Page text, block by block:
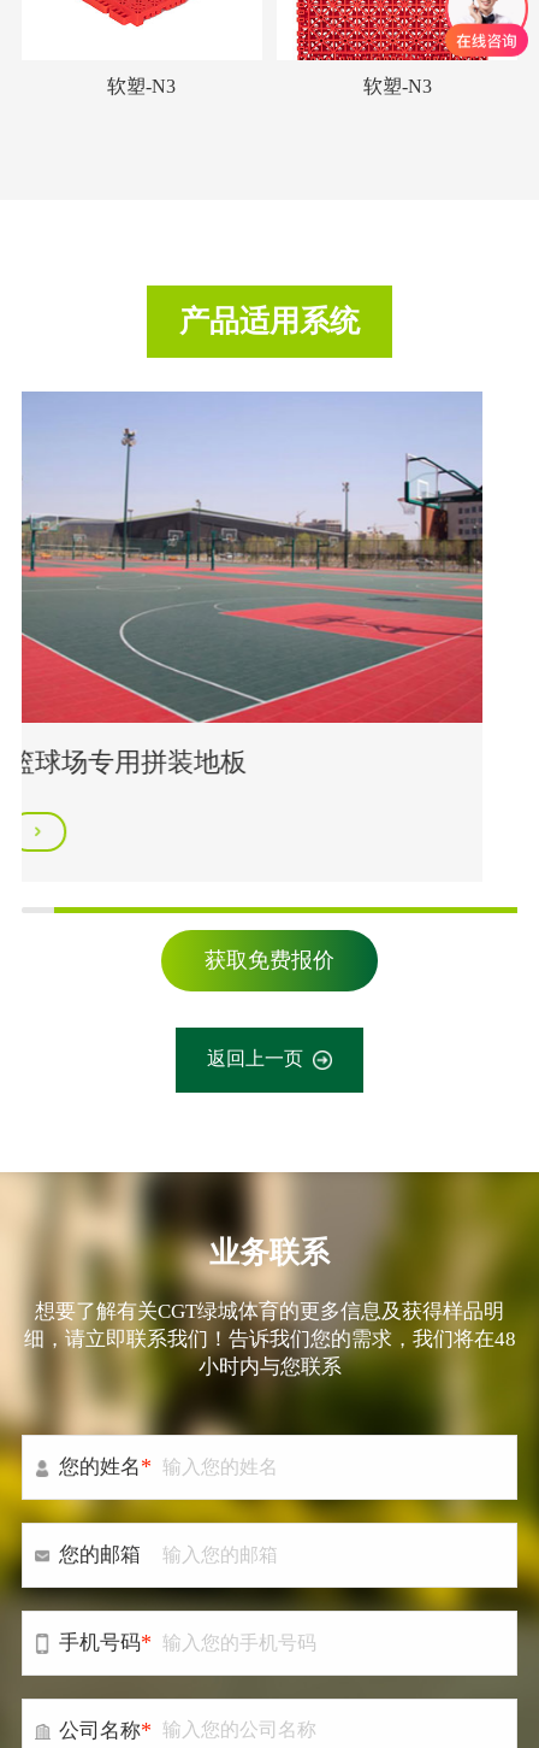
软塑-N3 软塑-N3
产品适用系统
篮球场专用拼装地板
获取免费报价
返回上一页
业务联系
想要了解有关CGT绿城体育的更多信息及获得样品明
细，请立即联系我们！告诉我们您的需求，我们将在48
小时内与您联系
您的姓名*
您的邮箱
手机号码*
公司名称*